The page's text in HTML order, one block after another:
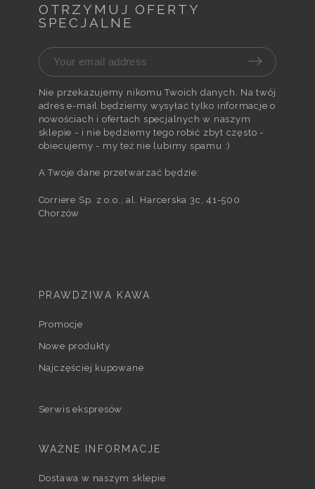
OTRZYMUJ OFERTY
SPECJALNE
Nie przekazujemy nikomu Twoich danych. Na twój
adres e-mail będziemy wysyłać tylko informacje o
nowościach i ofertach specjalnych w naszym
sklepie - i nie będziemy tego robić zbyt często -
obiecujemy - my też nie lubimy spamu :)
A Twoje dane przetwarzać będzie:
Corriere Sp. z o.o., al. Harcerska 3c, 41-500
Chorzów
PRAWDZIWA KAWA
Promocje
Nowe produkty
Najczęściej kupowane
Serwis ekspresów
WAŻNE INFORMACJE
Dostawa w naszym sklepie